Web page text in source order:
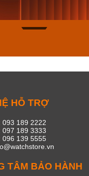
HỖ TRỢ
093 189 2222
097 189 3333
096 139 5555
TÂM BẢO HÀNH